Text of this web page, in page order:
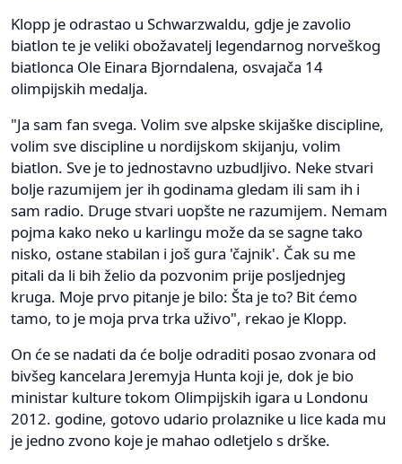
Klopp je odrastao u Schwarzwaldu, gdje je zavolio
biatlon te je veliki obožavatelj legendarnog norveškog
biatlonca Ole Einara Bjorndalena, osvajača 14
olimpijskih medalja.
"Ja sam fan svega. Volim sve alpske skijaške discipline,
volim sve discipline u nordijskom skijanju, volim
biatlon. Sve je to jednostavno uzbudljivo. Neke stvari
bolje razumijem jer ih godinama gledam ili sam ih i
sam radio. Druge stvari uopšte ne razumijem. Nemam
pojma kako neko u karlingu može da se sagne tako
nisko, ostane stabilan i još gura 'čajnik'. Čak su me
pitali da li bih želio da pozvonim prije posljednjeg
kruga. Moje prvo pitanje je bilo: Šta je to? Bit ćemo
tamo, to je moja prva trka uživo", rekao je Klopp.
On će se nadati da će bolje odraditi posao zvonara od
bivšeg kancelara Jeremyja Hunta koji je, dok je bio
ministar kulture tokom Olimpijskih igara u Londonu
2012. godine, gotovo udario prolaznike u lice kada mu
je jedno zvono koje je mahao odletjelo s drške.